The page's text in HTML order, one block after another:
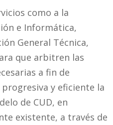
como a la
e Informática,
General Técnica,
que arbitren las
a fin de
y eficiente la
de CUD, en
existente, a través de